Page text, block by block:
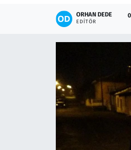
ORHAN DEDE
EDITÖR
Seçim 2023
Televizyon